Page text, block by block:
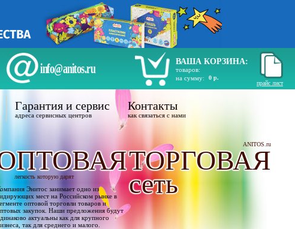
info@anitos.ru
ВАША КОРЗИНА:
товаров:
на сумму:
0 р.
прайс лист
Гарантия и сервис
адреса сервисных центров
Контакты
как связаться с нами
ANITOS.ru
ТОРГОВАЯ
легкость которую дарят
Энитос занимает одно из
мест на Российском рынке в
оптовой торговли товаров и
закупок. Наши предложения будут
актуальны как для крупного
так для среднего и малого.
сеть